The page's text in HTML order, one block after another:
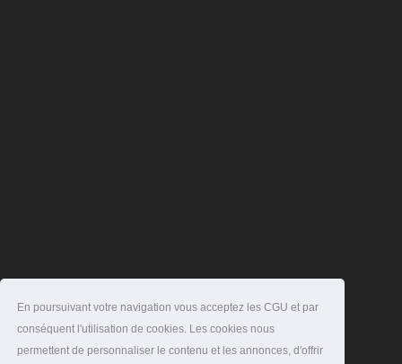
En poursuivant votre navigation vous acceptez les CGU et par
conséquent l'utilisation de cookies. Les cookies nous
permettent de personnaliser le contenu et les annonces, d'offrir